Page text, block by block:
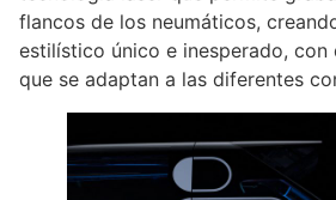
flancos de los neumáticos,
estilístico único e inesperado,
que se adaptan a las diferentes